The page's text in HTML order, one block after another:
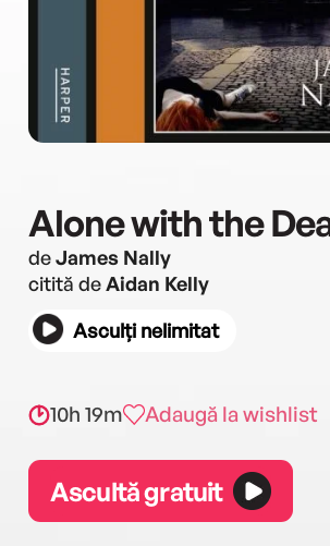
Alone with the
deJames Nally
citită deAidan Kelly
Asculți nelimitat
10h 19m Adaugă la wishlist
Ascultă gratuit